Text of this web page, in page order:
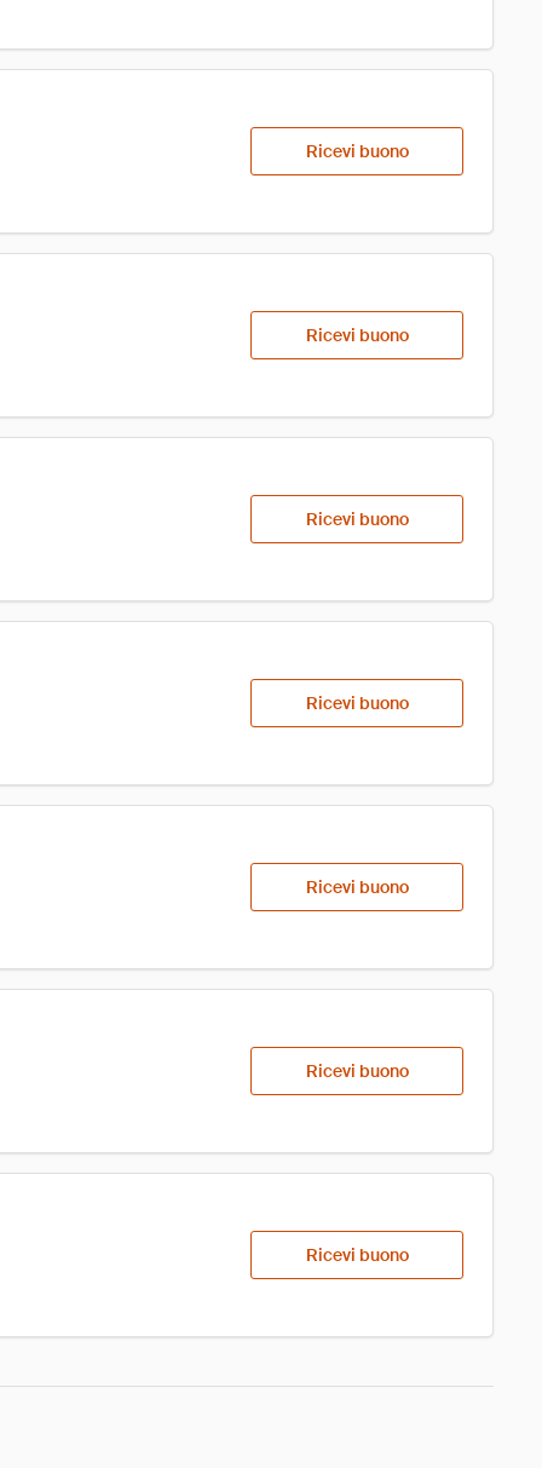
Ricevi buono
Ricevi buono
Ricevi buono
Ricevi buono
Ricevi buono
Ricevi buono
Ricevi buono